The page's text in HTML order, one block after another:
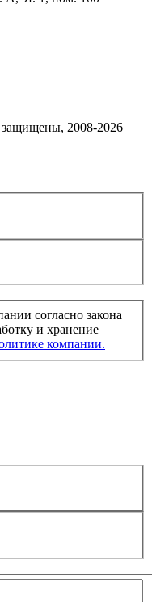
2008-2026
согласно закона
и хранение
компании.